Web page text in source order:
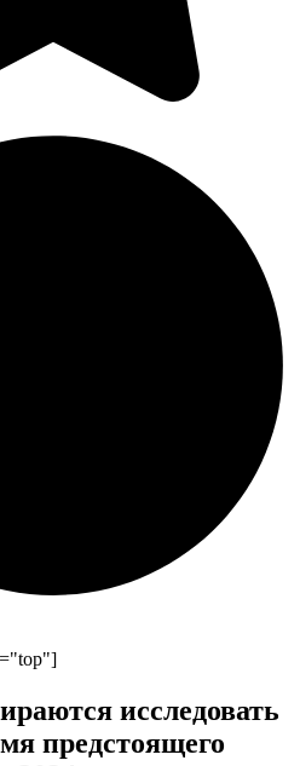
исследовать
предстоящего